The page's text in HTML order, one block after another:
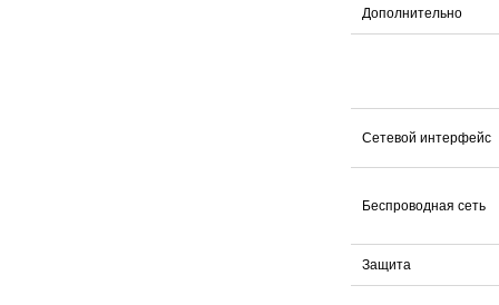
Дополнительно
Сетевой интерфейс
Беспроводная сеть
Защита